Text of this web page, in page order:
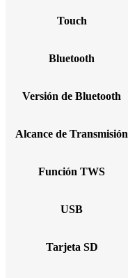
Touch
Bluetooth
Versión de Bluetooth
Alcance de Transmisión
Función TWS
USB
Tarjeta SD